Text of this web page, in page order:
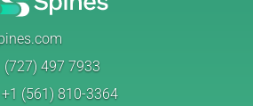
(727) 497 7933
+1 (561) 810-3364